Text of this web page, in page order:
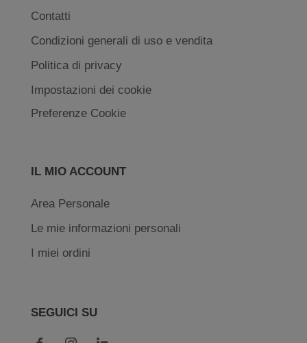
Contatti
Condizioni generali di uso e vendita
Politica di privacy
Impostazioni dei cookie
Preferenze Cookie
IL MIO ACCOUNT
Area Personale
Le mie informazioni personali
I miei ordini
SEGUICI SU